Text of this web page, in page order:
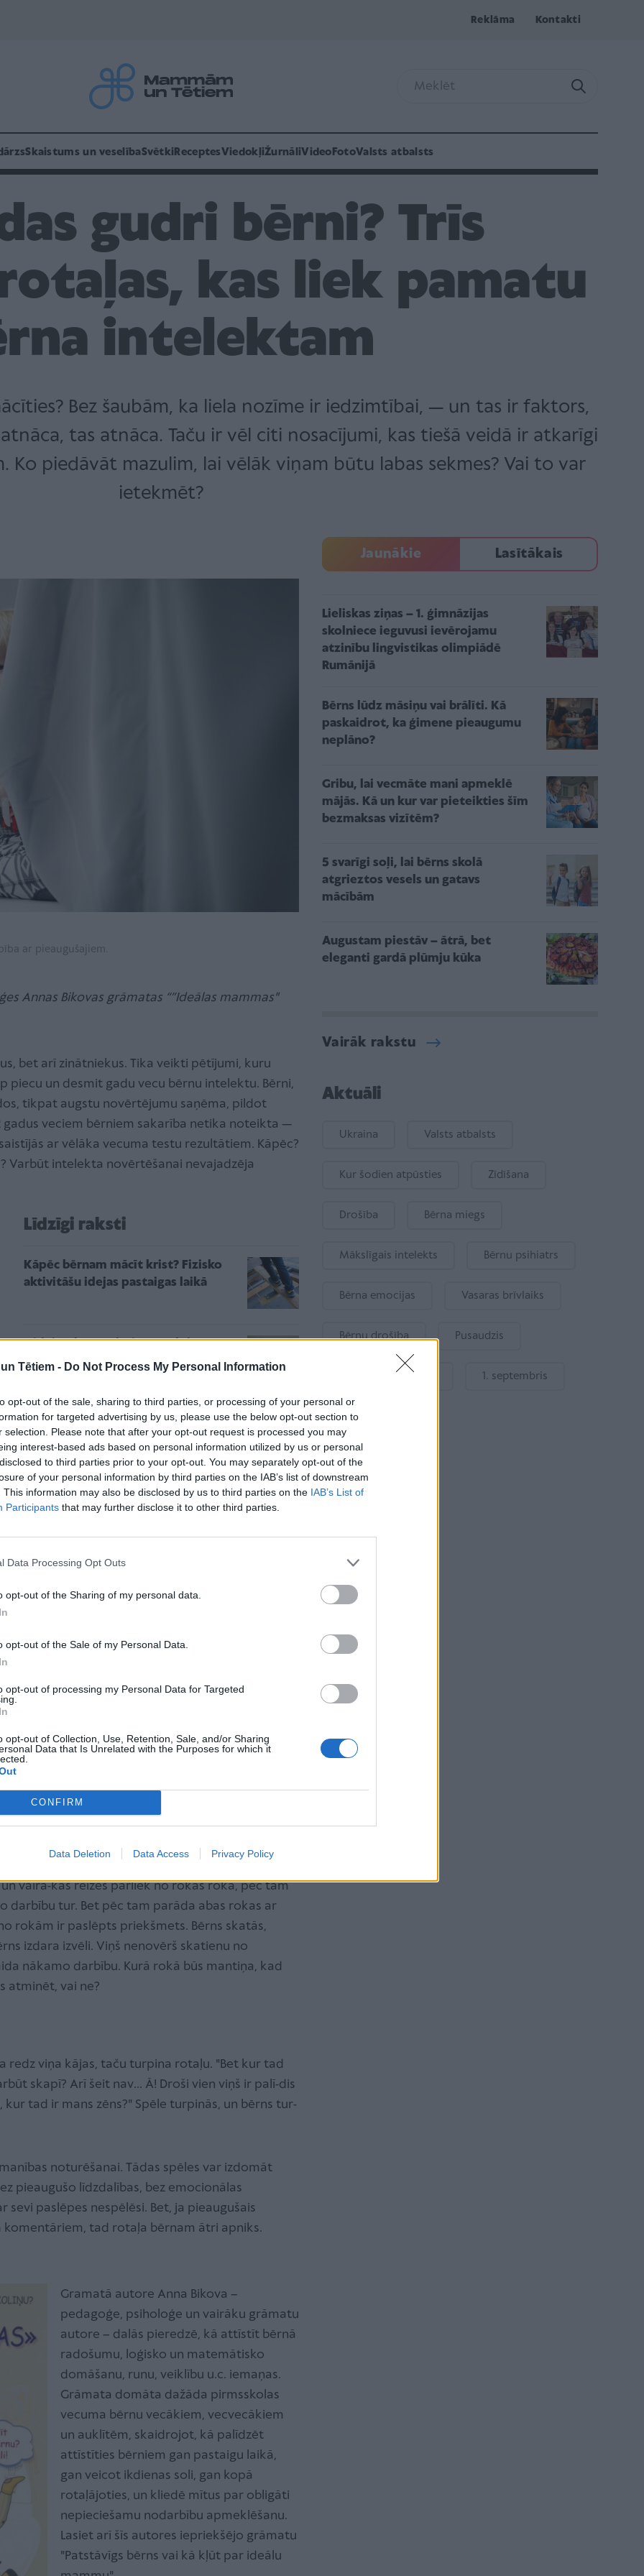
Tētiem - Do Not Process My Personal Information
opt-out of the sale, sharing to third parties, or processing of your personal or
for targeted advertising by us, please use the below opt-out section to
selection. Please note that after your opt-out request is processed you may
interest-based ads based on personal information utilized by us or personal
to third parties prior to your opt-out. You may separately opt-out of the
of your personal information by third parties on the IAB’s list of downstream
This information may also be disclosed by us to third parties on the IAB’s List of
Participants that may further disclose it to other third parties.
Data Processing Opt Outs
opt-out of the Sharing of my personal data.
opt-out of the Sale of my Personal Data.
opt-out of processing my Personal Data for Targeted
opt-out of Collection, Use, Retention, Sale, and/or Sharing
Data that Is Unrelated with the Purposes for which it
CONFIRM
Data Deletion Data Access Privacy Policy
Reklāma Kontakti
Skaistums un veselībaSvētki ReceptesViedokļiŽurnāliVideo FotoValsts atbalsts
gudri bērni? Trīs
kas liek pamatu
intelektam
Bez šaubām, ka liela nozīme ir iedzimtībai, — un tas ir faktors,
tas atnāca. Taču ir vēl citi nosacījumi, kas tiešā veidā ir atkarīgi
Ko piedāvāt mazulim, lai vēlāk viņam būtu labas sekmes? Vai to var
ietekmēt?
ar pieaugušajiem.
Annas Bikovas grāmatas “”Ideālas mammas"
bet arī zinātniekus. Tika veikti pētījumi, kuru
piecu un desmit gadu vecu bērnu intelektu. Bērni,
tikpat augstu novērtējumu saņēma, pildot
gadus veciem bērniem sakarība netika noteikta —
ar vēlāka vecuma testu rezultātiem. Kāpēc?
Varbūt intelekta novērtēšanai nevajadzēja
Līdzīgi raksti
Kāpēc bērnam mācīt krist? Fizisko
aktivitāšu idejas pastaigas laikā
7 idejas, kā rotaļāties ar 9 līdz 12
mēnešus vecu mazuli
Spoguļneironi mammas un bērna
attiecībās – veselīgu dzīves
attiecību pamats
SAVU MAZULI!
kū!"
paslēpjas aiz skapja stū-ra. Bērns kādu laiku
Nekas nenotiek. Vienkārši skapis vai dvielis.
mamma atkal parādīsies. Un, kad mamma
Bērns un mamma priecīgi smejas. Un šo
kārtas. Jaunrades nav. Bet uzmanība darbībai ir.
ir rociņas?"
bažīgi vaicā: "Bet kur ir rociņas? Nav
sev priekšā, un pieaugušais emocionāli brīnās
iniciē rotaļu, pats darbojas, notur uzmanību
kurā rokā?"
vairā-kas reizes pārliek no rokas rokā, pēc tam
darbību tur. Bet pēc tam parāda abas rokas ar
rokām ir paslēpts priekšmets. Bērns skatās,
izdara izvēli. Viņš nenovērš skatienu no
nākamo darbību. Kurā rokā būs mantiņa, kad
atminēt, vai ne?
redz viņa kājas, taču turpina rotaļu. "Bet kur tad
skapī? Arī šeit nav... Ā! Droši vien viņš ir palī-dis
kur tad ir mans zēns?" Spēle turpinās, un bērns tur-
noturēšanai. Tādas spēles var izdomāt
pieaugušo līdzdalības, bez emocionālas
sevi paslēpes nespēlēsi. Bet, ja pieaugušais
komentāriem, tad rotaļa bērnam ātri apniks.
Gramatā autore Anna Bikova –
pedagoģe, psiholoģe un vairāku grāmatu
autore – dalās pieredzē, kā attīstīt bērnā
radošumu, loģisko un matemātisko
domāšanu, runu, veiklību u.c. iemaņas.
Grāmata domāta dažāda pirmsskolas
vecuma bērnu vecākiem, vecvecākiem
un auklītēm, skaidrojot, kā palīdzēt
attīstīties bērniem gan pastaigu laikā,
gan veicot ikdienas soli, gan kopā
rotaļājoties, un kliedē mītus par obligāti
nepieciešamu nodarbību apmeklēšanu.
Lasiet arī šīs autores iepriekšējo grāmatu
"Patstāvīgs bērns vai kā kļūt par ideālu
Jaunākie Lasītākais
Lieliskas ziņas – 1. ģimnāzijas
skolniece ieguvusi ievērojamu
atzinību lingvistikas olimpiādē
Rumānijā
Bērns lūdz māsiņu vai brālīti. Kā
paskaidrot, ka ģimene pieaugumu
neplāno?
Gribu, lai vecmāte mani apmeklē
mājās. Kā un kur var pieteikties šīm
bezmaksas vizītēm?
5 svarīgi soļi, lai bērns skolā
atgrieztos vesels un gatavs
mācībām
Augustam piestāv – ātrā, bet
eleganti gardā plūmju kūka
Vairāk rakstu
Aktuāli
Ukraina Valsts atbalsts
Kur šodien atpūsties Zīdīšana
Drošība Bērna miegs
Mākslīgais intelekts Bērnu psihiatrs
Bērna emocijas Vasaras brīvlaiks
Bērnu drošība Pusaudzis
1. septembris